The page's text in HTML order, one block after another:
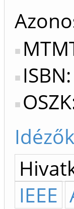
ISBN:
IEEE